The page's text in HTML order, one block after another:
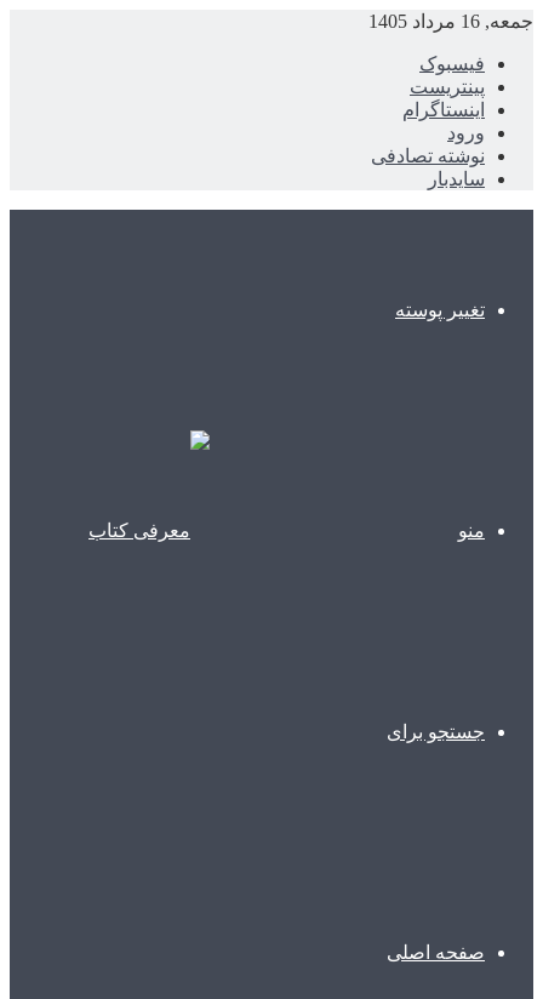
جمعه, 16 مرداد 1405
فیسبوک
پینتریست
اینستاگرام
ورود
نوشته تصادفی
سایدبار
تغییر پوسته
منو
جستجو برای
صفحه اصلی